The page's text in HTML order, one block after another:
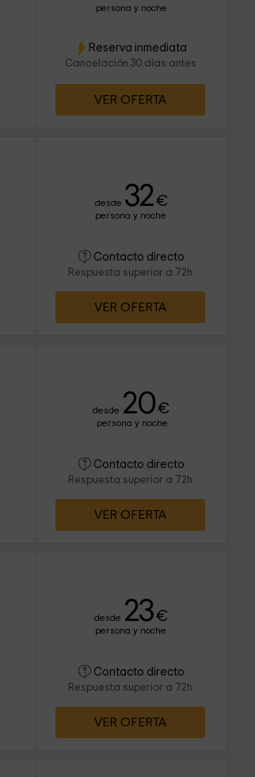
persona y noche
Reserva inmediata
Cancelación 30 días antes
VER OFERTA
desde 32€
persona y noche
Contacto directo
Respuesta superior a 72h
VER OFERTA
desde 20€
persona y noche
Contacto directo
Respuesta superior a 72h
VER OFERTA
desde 23€
persona y noche
Contacto directo
Respuesta superior a 72h
VER OFERTA